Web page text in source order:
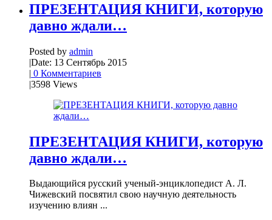
ПРЕЗЕНТАЦИЯ КНИГИ, которую
давно ждали…
Posted by admin
|Date: 13 Сентябрь 2015
| 0 Комментариев
|3598 Views
ПРЕЗЕНТАЦИЯ КНИГИ, которую
давно ждали…
Выдающийся русский ученый-энциклопедист А. Л.
Чижевский посвятил свою научную деятельность
изучению влиян ...